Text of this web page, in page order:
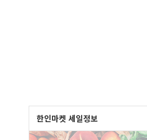
한인마켓 세일정보